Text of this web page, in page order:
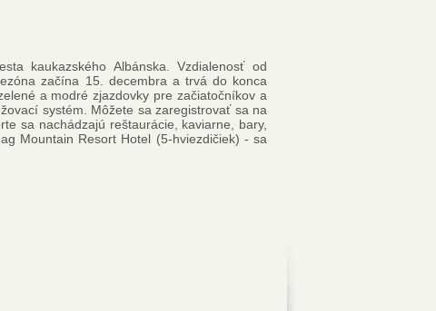
kaukazského Albánska. Vzdialenosť od
začína 15. decembra a trvá do konca
a modré zjazdovky pre začiatočníkov a
systém. Môžete sa zaregistrovať sa na
sa nachádzajú reštaurácie, kaviarne, bary,
Mountain Resort Hotel (5-hviezdičiek) - sa